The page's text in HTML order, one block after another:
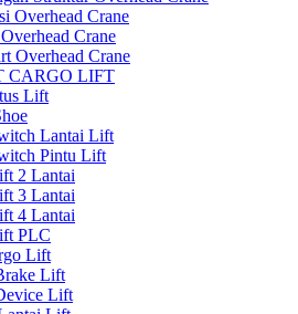
Overhead Crane
Crane
Overhead Crane
CARGO LIFT
Lift
Lantai Lift
Pintu Lift
2 Lantai
3 Lantai
4 Lantai
PLC
Lift
Lift
Lift